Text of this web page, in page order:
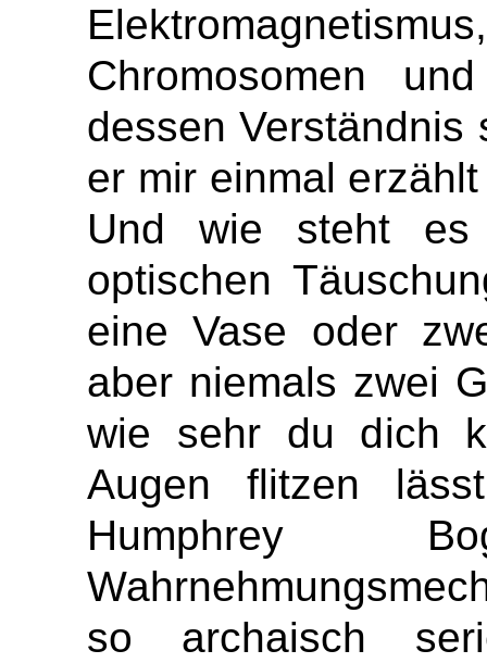
Chromosomen
dessen Verständnis
er mir einmal
Und wie steht es
optischen
eine Vase oder
aber niemals zwei
wie sehr du dich
Augen flitzen
Humphrey
so archaisch